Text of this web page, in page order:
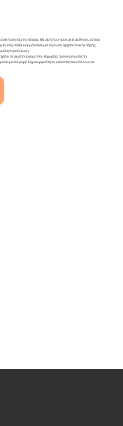
γοητεία της πέτρας. Με υφή που προκαλεί αίσθηση, σε έναν
Κάθε κομμάτι είναι μια δήλωση αρχιτεκτονικής τέχνης,
εντύπωση.
σε αριστούργημα που ξεχωρίζει, προσκαλώντας τα
με τολμηρή δημιουργικότητα, κάνοντας τους άλλους να